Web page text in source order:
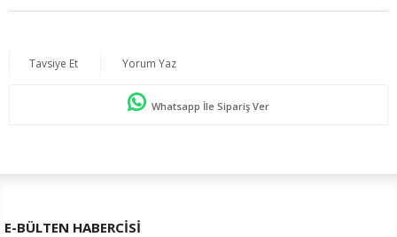
Tavsiye Et Yorum Yaz
Whatsapp İle Sipariş Ver
E-BÜLTEN HABERCİSİ